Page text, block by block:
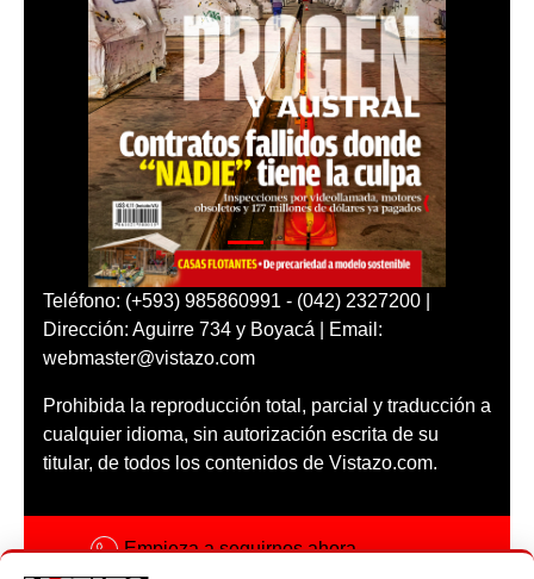
Teléfono: (+593) 985860991 - (042) 2327200 |
Dirección: Aguirre 734 y Boyacá | Email:
webmaster@vistazo.com
Prohibida la reproducción total, parcial y traducción a
cualquier idioma, sin autorización escrita de su
titular, de todos los contenidos de Vistazo.com.
Empieza a seguirnos ahora